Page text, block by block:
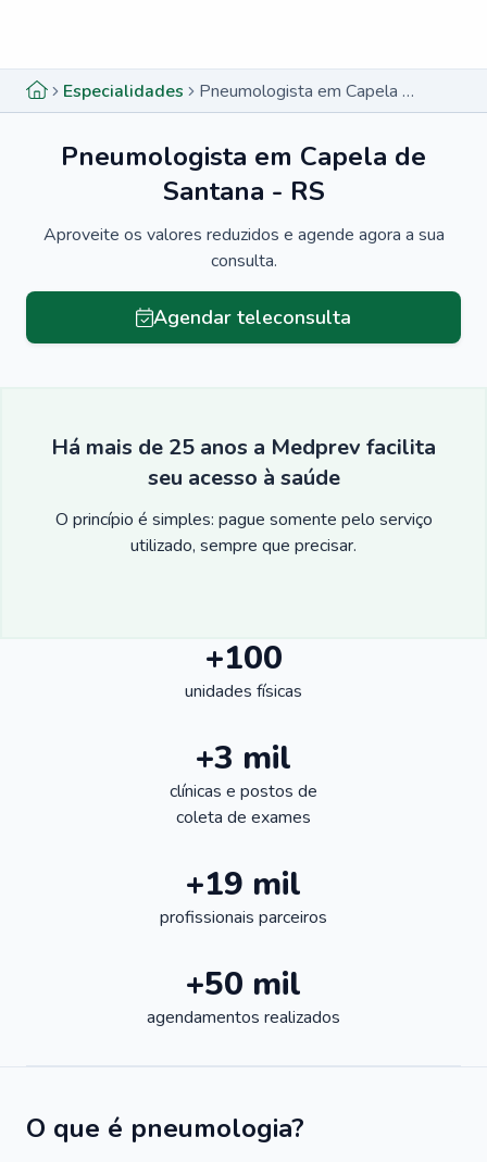
Especialidades Pneumologista em Capela de Santana - RS
Pneumologista em Capela de
Santana - RS
Aproveite os valores reduzidos e agende agora a sua
consulta.
Agendar teleconsulta
Há mais de 25 anos a Medprev facilita
seu acesso à saúde
O princípio é simples: pague somente pelo serviço
utilizado, sempre que precisar.
+100
unidades físicas
+3 mil
clínicas e postos de
coleta de exames
+19 mil
profissionais parceiros
+50 mil
agendamentos realizados
O que é pneumologia?